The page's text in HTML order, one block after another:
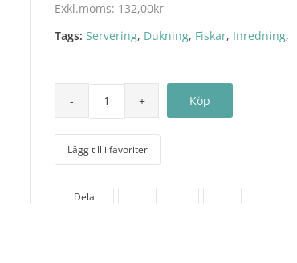
Exkl.moms: 132,00kr
Tags: Servering, Dukning, Fiskar, Inredning,
Lägg till i favoriter
Dela